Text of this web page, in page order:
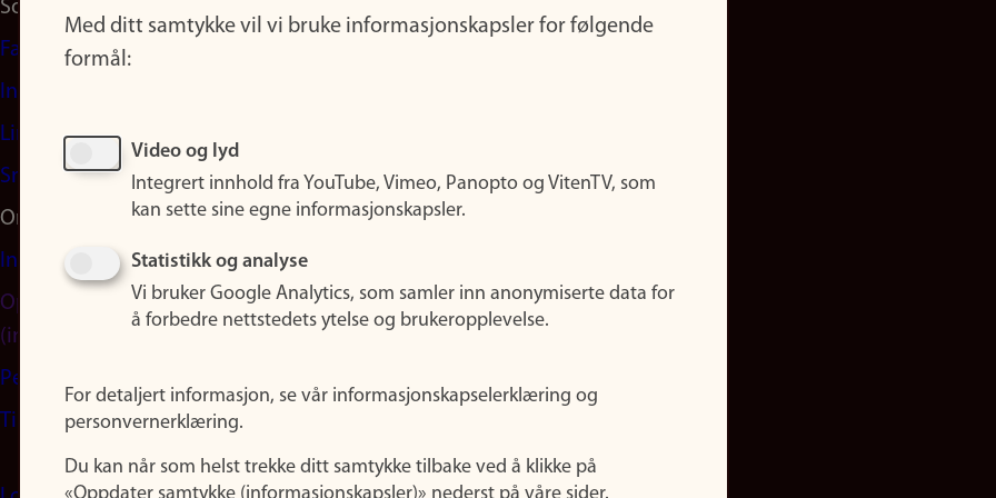
Sosiale medier
Facebook
Instagram
LinkedIn
Snapchat
Om nettstedet
Informasjonskapsler
Oppdater samtykke
(informasjonskapsler)
Personvern
Tilgjengelighetserklæring
Med ditt samtykke vil vi bruke informasjonskapsler for følgende
formål:
Video og lyd
Integrert innhold fra YouTube, Vimeo, Panopto og VitenTV, som
kan sette sine egne informasjonskapsler.
Statistikk og analyse
Vi bruker Google Analytics, som samler inn anonymiserte data for
å forbedre nettstedets ytelse og brukeropplevelse.
For detaljert informasjon, se vår informasjonskapselerklæring og
personvernerklæring.
Du kan når som helst trekke ditt samtykke tilbake ved å klikke på